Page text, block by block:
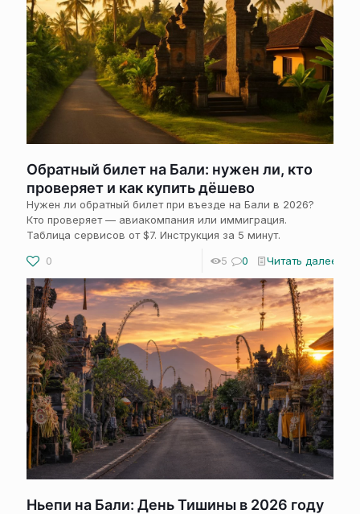
Обратный билет на Бали: нужен ли, кто
проверяет и как купить дёшево
Нужен ли обратный билет при въезде на Бали в 2026?
Кто проверяет — авиакомпания или иммиграция.
Таблица сервисов от $7. Инструкция за 5 минут.
0
5 0 Читать далее
Ньепи на Бали: День Тишины в 2026 году